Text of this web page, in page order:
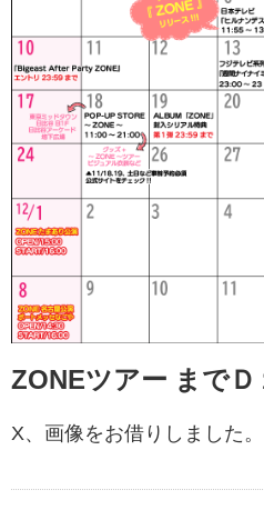
ZONEツアー までＤ
X、画像をお借りしました